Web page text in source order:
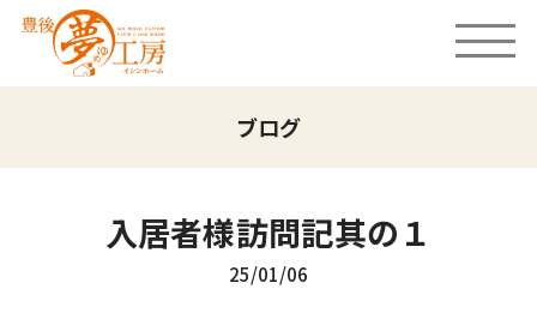
ブログ
入居者様訪問記其の１
25/01/06